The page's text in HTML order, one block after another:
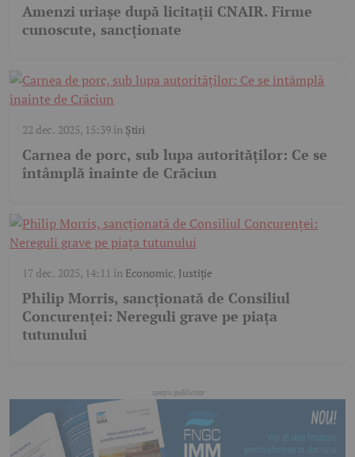
Amenzi uriașe după licitații CNAIR. Firme
cunoscute, sancționate
22 dec. 2025, 15:39în Știri
Carnea de porc, sub lupa autorităților: Ce se
întâmplă înainte de Crăciun
17 dec. 2025, 14:11 în Economic, Justiție
Philip Morris, sancționată de Consiliul
Concurenței: Nereguli grave pe piața
tutunului